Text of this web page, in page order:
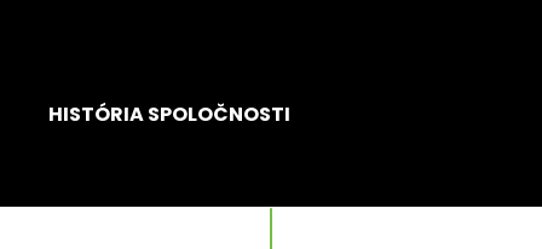
HISTÓRIA SPOLOČNOSTI